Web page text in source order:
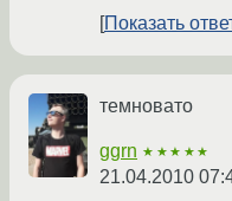
Показать
темновато
ggrn ★★★★★
21.04.2010